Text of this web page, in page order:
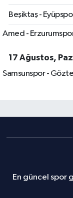
Beşiktaş -
Amed -
17 Ağustos,
Samsunspor -
En güncel spor